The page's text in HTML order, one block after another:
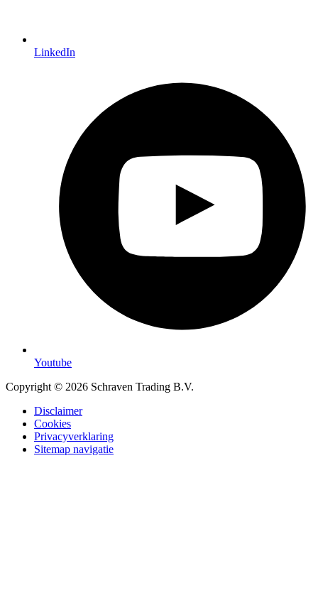
LinkedIn
Youtube
Copyright © 2026 Schraven Trading B.V.
Disclaimer
Cookies
Privacyverklaring
Sitemap navigatie